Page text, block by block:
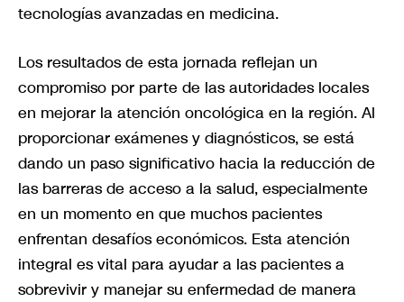
tecnologías avanzadas en medicina.
Los resultados de esta jornada reflejan un
compromiso por parte de las autoridades locales
en mejorar la atención oncológica en la región. Al
proporcionar exámenes y diagnósticos, se está
dando un paso significativo hacia la reducción de
las barreras de acceso a la salud, especialmente
en un momento en que muchos pacientes
enfrentan desafíos económicos. Esta atención
integral es vital para ayudar a las pacientes a
sobrevivir y manejar su enfermedad de manera